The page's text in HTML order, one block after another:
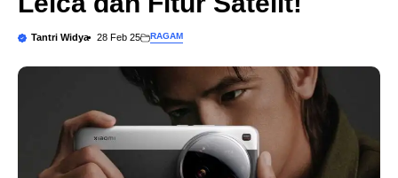
Tantri Widya 28 Feb 25 RAGAM